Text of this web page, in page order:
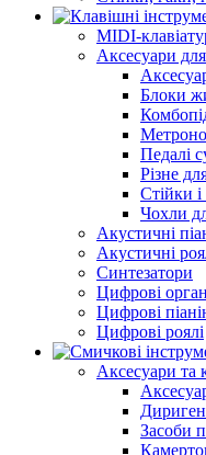
MIDI-
Аксесуари
Блоки
Педалі
Різне
Стійки
Чохли
Акустичні
Акустичні
Синтезатори
Цифрові
Цифрові
Цифрові роялі
Аксесуари та
Засоби